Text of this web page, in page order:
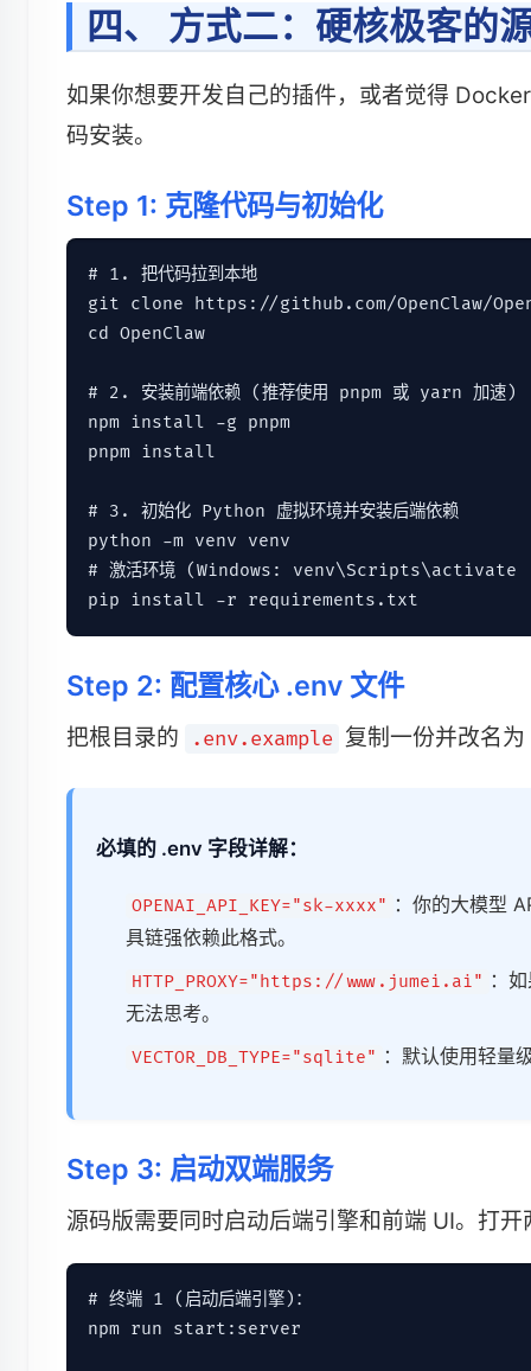
四、 方式二：硬核极客的
如果你想要开发自己的插件，或者觉得
码安装。
Step 1: 克隆代码与初始化
# 1. 把代码拉到本地
git clone https://github.com/OpenClaw/
cd OpenClaw
# 2. 安装前端依赖 (推荐使用 pnpm 或 yarn 加速)
npm install -g pnpm
pnpm install
# 3. 初始化 Python 虚拟环境并安装后端依赖
python -m venv venv
# 激活环境 (Windows:
pip install -r requirements.txt
Step 2: 配置核心 .env 文件
把根目录的 .env.example 复制一份并改名为
必填的 .env 字段详解：
OPENAI_API_KEY="sk-xxxx" ：你的大模型
具链强依赖此格式。
HTTP_PROXY="https://www.jumei.ai" ：
无法思考。
VECTOR_DB_TYPE="sqlite" ：默认使用轻量
Step 3: 启动双端服务
源码版需要同时启动后端引擎和前端 UI。打
# 终端 1 (启动后端引擎)：
npm run start:server